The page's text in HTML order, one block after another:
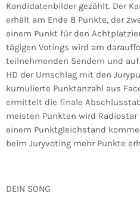
Kandidatenbilder gezählt. Der
erhält am Ende 8 Punkte, der
einem Punkt für den
tägigen Votings wird am
teilnehmenden Sendern und auf
HD der Umschlag mit den
kumulierte Punktanzahl aus
ermittelt die finale
meisten Punkten wird Radiostar
einem Punktgleichstand
beim Juryvoting mehr Punkte
DEIN SONG